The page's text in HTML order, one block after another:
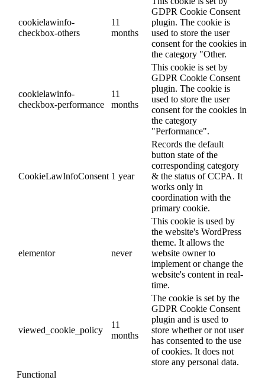
cookielawinfo-
checkbox-others
11
months
GDPR Cookie Consent
plugin. The cookie is
used to store the user
consent for the cookies in
the category "Other.
cookielawinfo-
checkbox-performance
11
months
This cookie is set by
GDPR Cookie Consent
plugin. The cookie is
used to store the user
consent for the cookies in
the category
"Performance".
CookieLawInfoConsent 1 year
Records the default
button state of the
corresponding category
& the status of CCPA. It
works only in
coordination with the
primary cookie.
elementor never
This cookie is used by
the website's WordPress
theme. It allows the
website owner to
implement or change the
website's content in real-
time.
viewed_cookie_policy
11
months
The cookie is set by the
GDPR Cookie Consent
plugin and is used to
store whether or not user
has consented to the use
of cookies. It does not
store any personal data.
Functional